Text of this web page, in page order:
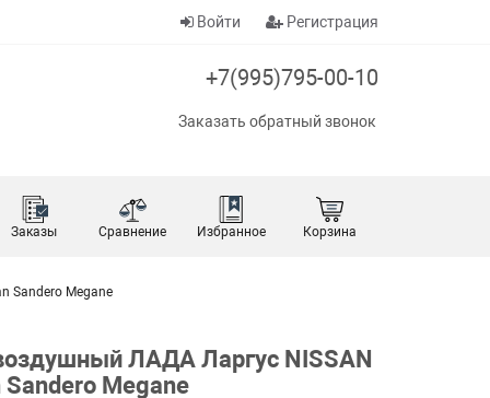
Войти Регистрация
+7(995)795-00-10
Заказать обратный звонок
Заказы Сравнение Избранное Корзина
Sandero Megane
ЛАДА Ларгус NISSAN
Sandero Megane